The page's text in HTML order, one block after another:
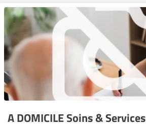
A DOMICILE Soins & Services